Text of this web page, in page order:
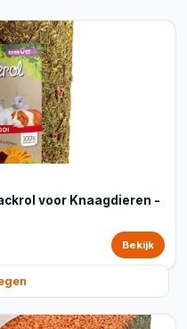
voor Knaagdieren -
Bekijk